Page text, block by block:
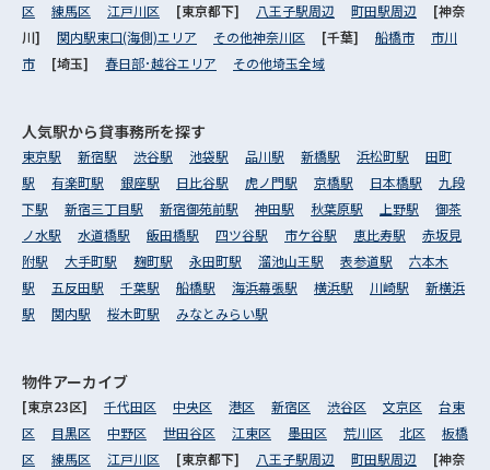
区
練馬区 江戸川区 [東京都下] 八王子駅周辺 町田駅周辺
[神奈
川] 関内駅東口(海側)エリア その他神奈川区 [千葉] 船橋市
市川
市
[埼玉] 春日部･越谷エリア その他埼玉全域
人気駅から貸事務所を探す
東京駅 新宿駅 渋谷駅 池袋駅 品川駅 新橋駅 浜松町駅
田町
駅
有楽町駅 銀座駅 日比谷駅 虎ノ門駅 京橋駅 日本橋駅
九段
下駅
新宿三丁目駅 新宿御苑前駅 神田駅 秋葉原駅 上野駅
御茶
ノ水駅
水道橋駅 飯田橋駅 四ツ谷駅 市ケ谷駅 恵比寿駅
赤坂見
附駅
大手町駅 麹町駅 永田町駅 溜池山王駅 表参道駅
六本木
駅
五反田駅 千葉駅 船橋駅 海浜幕張駅 横浜駅 川崎駅
新横浜
駅
関内駅 桜木町駅 みなとみらい駅
物件アーカイブ
[東京23区] 千代田区 中央区 港区 新宿区 渋谷区 文京区
台東
区
目黒区 中野区 世田谷区 江東区 墨田区 荒川区 北区
板橋
区
練馬区 江戸川区 [東京都下] 八王子駅周辺 町田駅周辺 [神奈